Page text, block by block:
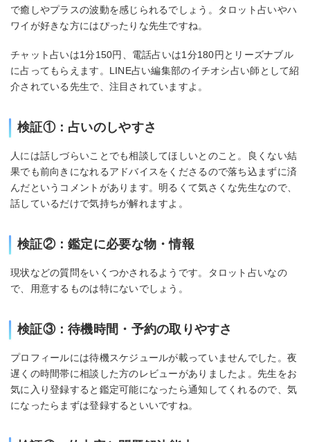
で癒しやプラスの波動を感じられるでしょう。タロット占いやハ
ワイが好きな方にはぴったりな先生ですね。
チャット占いは1分150円、電話占いは1分180円とリーズナブル
に占ってもらえます。LINE占い編集部のイチオシ占い師として紹
介されている先生で、注目されていますよ。
検証①：占いのしやすさ
人には話しづらいことでも相談してほしいとのこと。良くない結
果でも前向きになれるアドバイスをくださるので落ち込まずに済
んだというコメントがあります。明るくて気さくな先生なので、
話しているだけで気持ちが解れますよ。
検証②：鑑定に必要な物・情報
現状などの質問をいくつかされるようです。タロット占いなの
で、用意するものは特にないでしょう。
検証③：待機時間・予約の取りやすさ
プロフィールには待機スケジュールが載っていませんでした。夜
遅くの時間帯に相談した方のレビューがありましたよ。先生をお
気に入り登録すると鑑定可能になったら通知してくれるので、気
になったらまずは登録するといいですね。